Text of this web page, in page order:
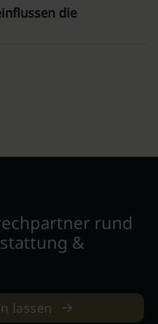
die
rund
&
lassen